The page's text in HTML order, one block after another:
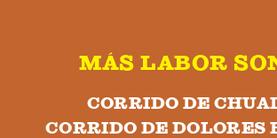
MÁS LABOR
CORRIDO DE
CORRIDO DE DOLORES